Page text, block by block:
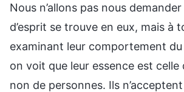
Nous n’allons pas nous
d’esprit se trouve en eux, mais à
examinant leur comportement
on voit que leur essence est celle
non de personnes. Ils